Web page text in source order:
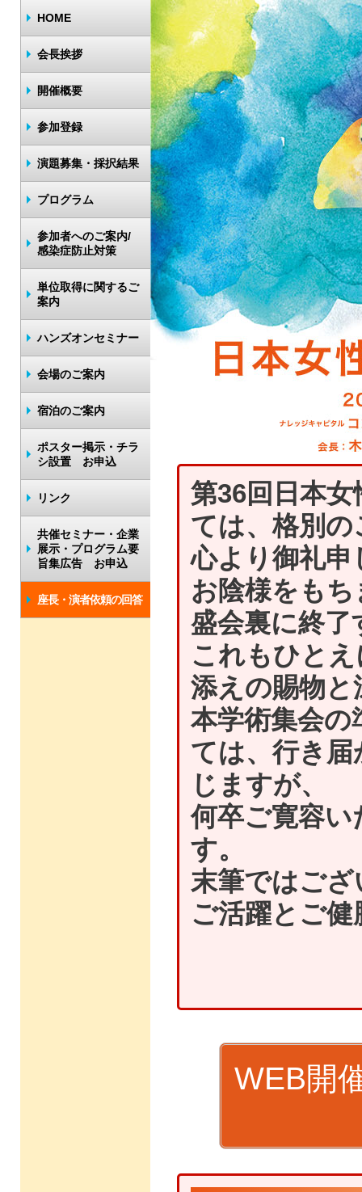
HOME
会長挨拶
開催概要
参加登録
演題募集・採択結果
プログラム
参加者へのご案内/
感染症防止対策
単位取得に関するご
案内
ハンズオンセミナー
会場のご案内
宿泊のご案内
ポスター掲示・チラ
シ設置 お申込
リンク
共催セミナー・企業
展示・プログラム要
旨集広告 お申込
座長・演者依頼の回答
第36回日本
ては、格別
心より御礼
お陰様をも
盛会裏に終
これもひと
添えの賜物
本学術集会
ては、行き
じますが、
何卒ご寛容
す。
末筆ではご
ご活躍とご
WEB開